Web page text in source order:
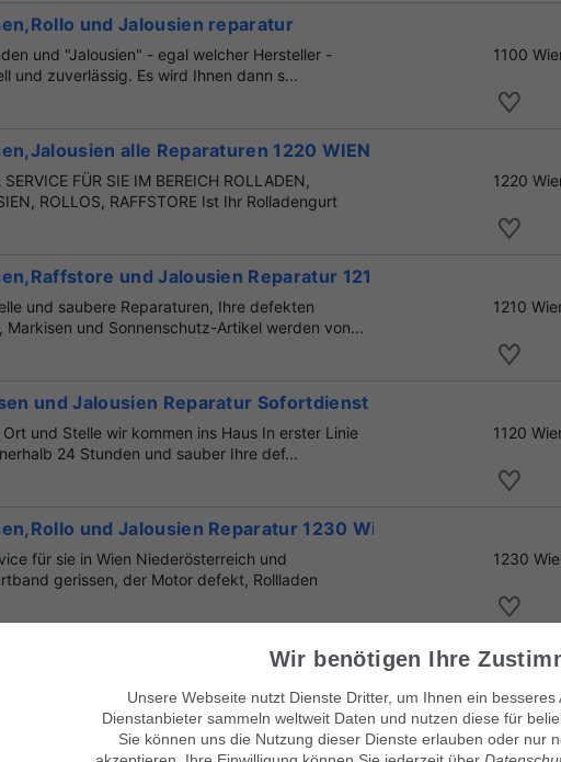
und Jalousien reparatur
und "Jalousien" - egal welcher Hersteller -
und zuverlässig. Es wird Ihnen dann s...
1100
alle Reparaturen 1220 WIEN
SERVICE FÜR SIE IM BEREICH ROLLADEN,
ROLLOS, RAFFSTORE Ist Ihr Rolladengurt
1220
und Jalousien Reparatur 1210 Wien
und saubere Reparaturen, Ihre defekten
Markisen und Sonnenschutz-Artikel werden von...
1210
und Jalousien Reparatur Sofortdienst 1120 Wien
und Stelle wir kommen ins Haus In erster Linie
24 Stunden und sauber Ihre def...
1120
und Jalousien Reparatur 1230 Wien
für sie in Wien Niederösterreich und
gerissen, der Motor defekt, Rollladen
1230
und jalousien reparatur Wien Sofortservice
reparieren Ihren Rollladen oder Marki...
Wir benötigen Ihre
Unsere Webseite nutzt Dienste Dritter, um Ihnen ein
Dienstanbieter sammeln weltweit Daten und nutzen diese für
Sie können uns die Nutzung dieser Dienste erlauben oder nur